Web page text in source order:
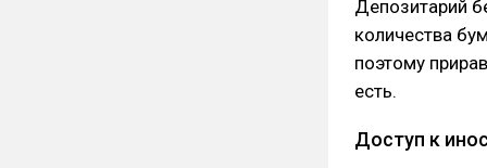
Депозитарий
количества
поэтому
есть.
Доступ к